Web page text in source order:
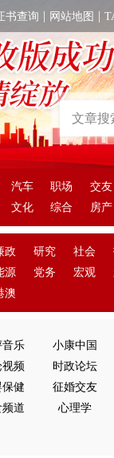
书查询 | 网站地图 |
汽车 职场 交友
文化 综合 房产
政 研究 社会
源 党务 宏观
澳
音乐 小康中国
频 时政论坛
健 征婚交友
频道 心理学